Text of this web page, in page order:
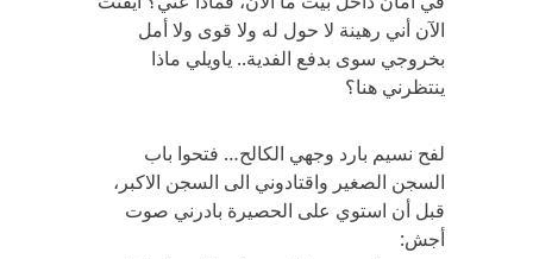
الآن أني رهينة لا حول له ولا قوى ولا أمل
بخروجي سوى بدفع الفدية.. ياويلي ماذا
ينتظرني هنا؟
لفح نسيم بارد وجهي الكالح… فتحوا باب
السجن الصغير واقتادوني الى السجن الاكبر،
قبل أن استوي على الحصيرة بادرني صوت
أجش: